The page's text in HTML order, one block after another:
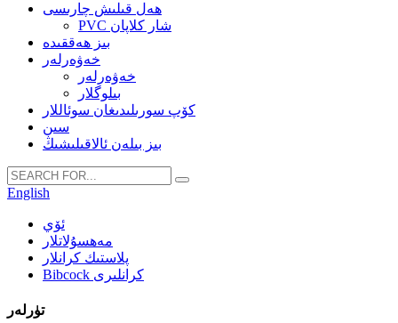
ھەل قىلىش چارىسى
PVC شار كلاپان
بىز ھەققىدە
خەۋەرلەر
خەۋەرلەر
بىلوگلار
كۆپ سورىلىدىغان سوئاللار
سىن
بىز بىلەن ئالاقىلىشىڭ
English
ئۆي
مەھسۇلاتلار
پلاستىك كرانلار
Bibcock كرانلىرى
تۈرلەر